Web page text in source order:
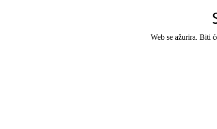
Web se ažurira. Biti